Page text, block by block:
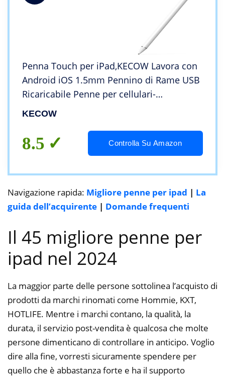
Penna Touch per iPad,KECOW Lavora con
Android iOS 1.5mm Pennino di Rame USB
Ricaricabile Penne per cellulari-
iPad/PRO/Air/Mini/iPhone/Huawei/Samsu
Smartphones&Tablet
KECOW
8.5 Controlla Su Amazon
Navigazione rapida: Migliore penne per ipad | La
guida dell’acquirente | Domande frequenti
Il 45 migliore penne per
ipad nel 2024
La maggior parte delle persone sottolinea l’acquisto di
prodotti da marchi rinomati come Hommie, KXT,
HOTLIFE. Mentre i marchi contano, la qualità, la
durata, il servizio post-vendita è qualcosa che molte
persone dimenticano di controllare in anticipo. Voglio
dire alla fine, vorresti sicuramente spendere per
quello che è abbastanza forte e ha il supporto